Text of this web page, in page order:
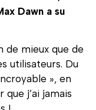
Dawn a su
de mieux que de
utilisateurs. Du
», en
j’ai jamais